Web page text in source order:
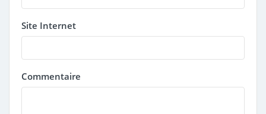
Site Internet
Commentaire